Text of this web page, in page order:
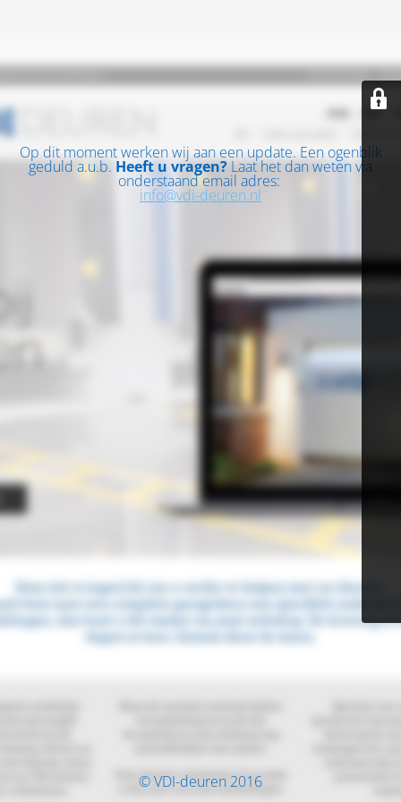
Op dit moment werken wij aan een update. Een ogenblik
geduld a.u.b. Heeft u vragen? Laat het dan weten via
onderstaand email adres:
info@vdi-deuren.nl
© VDI-deuren 2016